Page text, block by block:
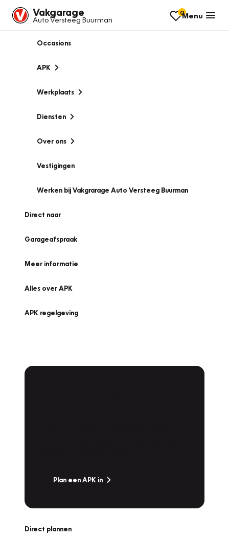
Vakgarage
Auto Versteeg Buurman
0Menu
Occasions
APK
Werkplaats
Diensten
Over ons
Vestigingen
Werken bij Vakgrarage Auto Versteeg Buurman
Direct naar
Garageafspraak
Meer informatie
Alles over APK
APK regelgeving
Plan een APK in
Direct plannen